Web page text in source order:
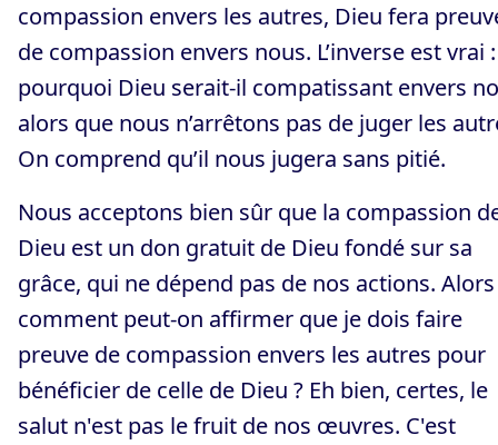
compassion envers les autres, Dieu fera
de compassion envers nous. L’inverse est vrai :
pourquoi Dieu serait-il compatissant envers
alors que nous n’arrêtons pas de juger les
On comprend qu’il nous jugera sans pitié.
Nous acceptons bien sûr que la compassion
Dieu est un don gratuit de Dieu fondé sur sa
grâce, qui ne dépend pas de nos actions. Alors
comment peut-on affirmer que je dois faire
preuve de compassion envers les autres pour
bénéficier de celle de Dieu ? Eh bien, certes, le
salut n'est pas le fruit de nos œuvres. C'est